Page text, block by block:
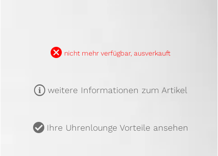
B nicht mehr verfügbar, ausverkauft
m weitere Informationen zum Artikel
u Ihre Uhrenlounge Vorteile ansehen